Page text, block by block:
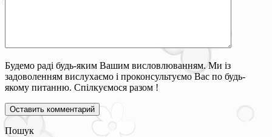
Будемо раді будь-яким Вашим висловлюванням. Ми із
задоволенням вислухаємо і проконсультуємо Вас по будь-
якому питанню. Спілкуємося разом !
Пошук